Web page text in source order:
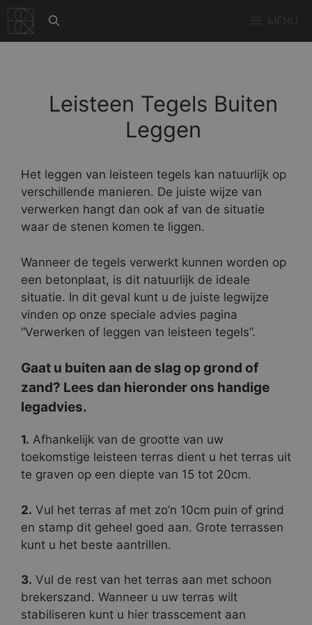
naar
de
Leisteen Tegels Buiten
Leggen
Het leggen van leisteen tegels kan natuurlijk op
verschillende manieren. De juiste wijze van
verwerken hangt dan ook af van de situatie
waar de stenen komen te liggen.
Wanneer de tegels verwerkt kunnen worden op
een betonplaat, is dit natuurlijk de ideale
situatie. In dit geval kunt u de juiste legwijze
vinden op onze speciale advies pagina
“Verwerken of leggen van leisteen tegels”.
Gaat u buiten aan de slag op grond of
zand? Lees dan hieronder ons handige
legadvies.
1. Afhankelijk van de grootte van uw
toekomstige leisteen terras dient u het terras uit
te graven op een diepte van 15 tot 20cm.
2. Vul het terras af met zo’n 10cm puin of grind
en stamp dit geheel goed aan. Grote terrassen
kunt u het beste aantrillen.
3. Vul de rest van het terras aan met schoon
brekerszand. Wanneer u uw terras wilt
stabiliseren kunt u hier trasscement aan